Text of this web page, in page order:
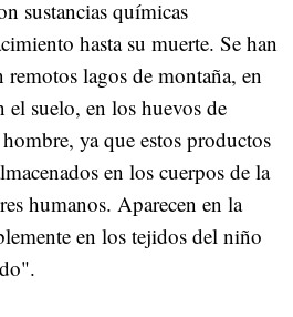
sustancias químicas
hasta su muerte. Se han
remotos lagos de montaña, en
el suelo, en los huevos de
ya que estos productos
en los cuerpos de la
humanos. Aparecen en la
en los tejidos del niño